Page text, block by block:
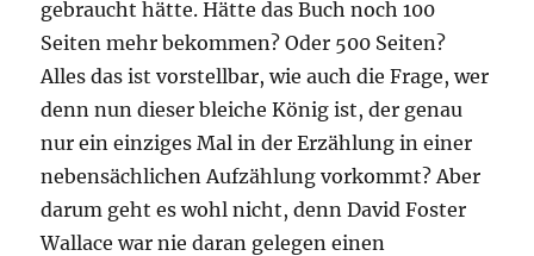
gebraucht hätte. Hätte das Buch noch 100
Seiten mehr bekommen? Oder 500 Seiten?
Alles das ist vorstellbar, wie auch die Frage, wer
denn nun dieser bleiche König ist, der genau
nur ein einziges Mal in der Erzählung in einer
nebensächlichen Aufzählung vorkommt? Aber
darum geht es wohl nicht, denn David Foster
Wallace war nie daran gelegen einen